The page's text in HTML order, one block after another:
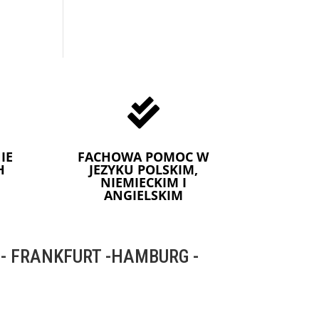

FACHOWA POMOC W
JEZYKU POLSKIM,
NIEMIECKIM I
ANGIELSKIM
FRANKFURT -HAMBURG -